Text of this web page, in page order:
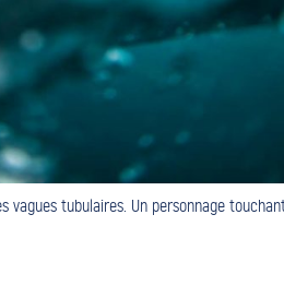
tubulaires. Un personnage